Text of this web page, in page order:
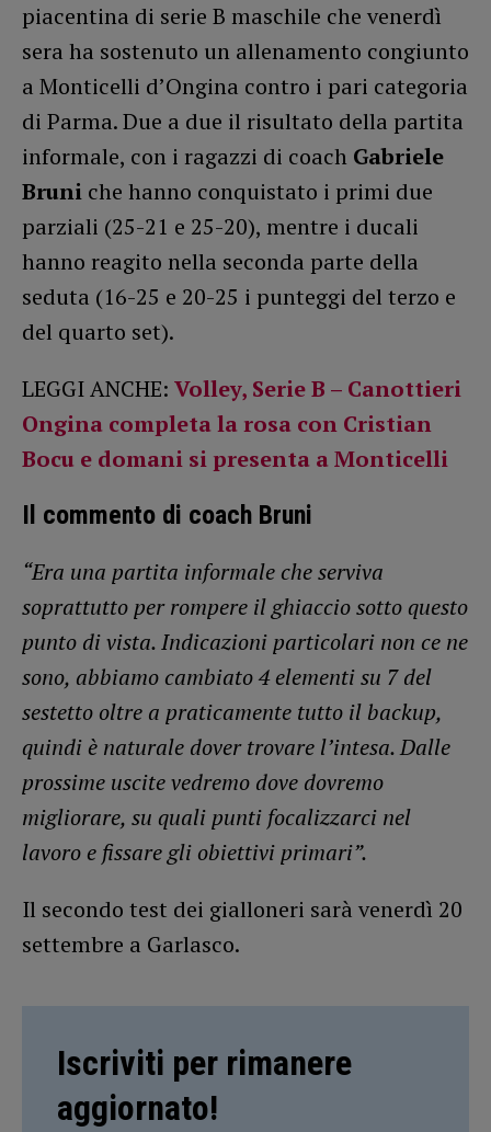
piacentina di serie B maschile che venerdì
sera ha sostenuto un allenamento congiunto
a Monticelli d’Ongina contro i pari categoria
di Parma. Due a due il risultato della partita
informale, con i ragazzi di coach Gabriele
Bruni che hanno conquistato i primi due
parziali (25-21 e 25-20), mentre i ducali
hanno reagito nella seconda parte della
seduta (16-25 e 20-25 i punteggi del terzo e
del quarto set).
LEGGI ANCHE: Volley, Serie B – Canottieri
Ongina completa la rosa con Cristian
Bocu e domani si presenta a Monticelli
Il commento di coach Bruni
“Era una partita informale che serviva
soprattutto per rompere il ghiaccio sotto questo
punto di vista. Indicazioni particolari non ce ne
sono, abbiamo cambiato 4 elementi su 7 del
sestetto oltre a praticamente tutto il backup,
quindi è naturale dover trovare l’intesa. Dalle
prossime uscite vedremo dove dovremo
migliorare, su quali punti focalizzarci nel
lavoro e fissare gli obiettivi primari”.
Il secondo test dei gialloneri sarà venerdì 20
settembre a Garlasco.
Iscriviti per rimanere
aggiornato!